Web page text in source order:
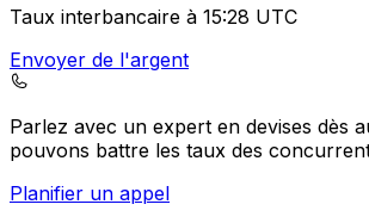
Taux interbancaire à 15:28 UTC
Envoyer de l'argent
Parlez avec un expert en devises dès
pouvons battre les taux des
Planifier un appel